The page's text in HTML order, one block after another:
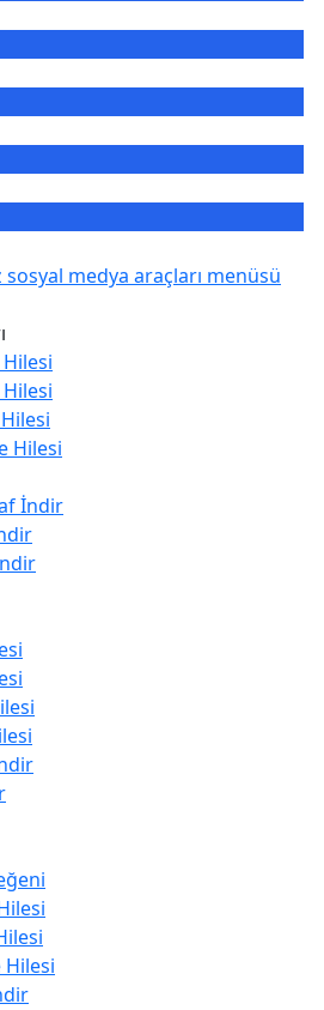
Hilesi
İndir